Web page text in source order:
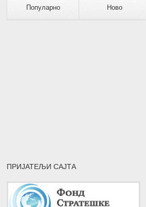
Популарно Ново
ПРИЈАТЕЉИ САЈТА